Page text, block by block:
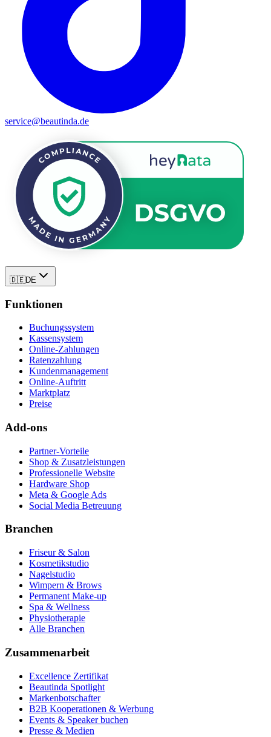
service@beautinda.de
🇩🇪DE
Funktionen
Buchungssystem
Kassensystem
Online-Zahlungen
Ratenzahlung
Kundenmanagement
Online-Auftritt
Marktplatz
Preise
Add-ons
Partner-Vorteile
Shop & Zusatzleistungen
Professionelle Website
Hardware Shop
Meta & Google Ads
Social Media Betreuung
Branchen
Friseur & Salon
Kosmetikstudio
Nagelstudio
Wimpern & Brows
Permanent Make-up
Spa & Wellness
Physiotherapie
Alle Branchen
Zusammenarbeit
Excellence Zertifikat
Beautinda Spotlight
Markenbotschafter
B2B Kooperationen & Werbung
Events & Speaker buchen
Presse & Medien